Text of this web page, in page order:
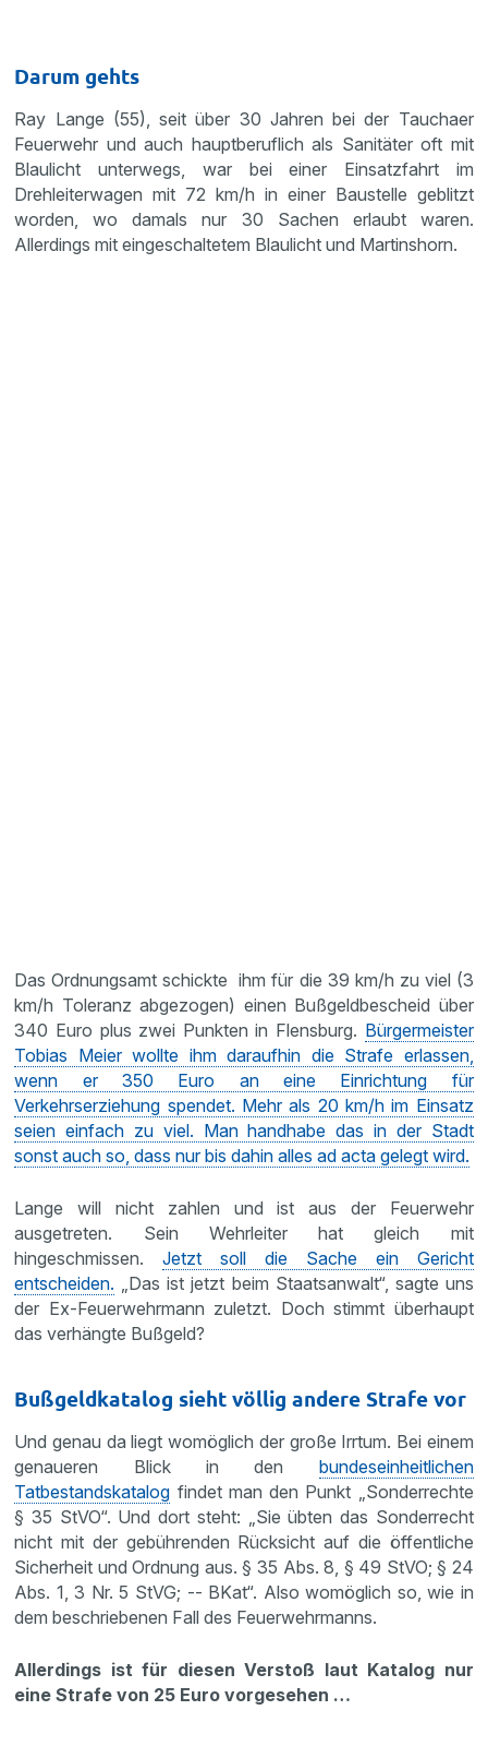
Darum gehts
Ray Lange (55), seit über 30 Jahren bei der Tauchaer
Feuerwehr und auch hauptberuflich als Sanitäter oft mit
Blaulicht unterwegs, war bei einer Einsatzfahrt im
Drehleiterwagen mit 72 km/h in einer Baustelle geblitzt
worden, wo damals nur 30 Sachen erlaubt waren.
Allerdings mit eingeschaltetem Blaulicht und Martinshorn.
Das Ordnungsamt schickte ihm für die 39 km/h zu viel (3
km/h Toleranz abgezogen) einen Bußgeldbescheid über
340 Euro plus zwei Punkten in Flensburg. Bürgermeister
Tobias Meier wollte ihm daraufhin die Strafe erlassen,
wenn er 350 Euro an eine Einrichtung für
Verkehrserziehung spendet. Mehr als 20 km/h im Einsatz
seien einfach zu viel. Man handhabe das in der Stadt
sonst auch so, dass nur bis dahin alles ad acta gelegt wird.
Lange will nicht zahlen und ist aus der Feuerwehr
ausgetreten. Sein Wehrleiter hat gleich mit
hingeschmissen.Jetzt soll die Sache ein Gericht
entscheiden. „Das ist jetzt beim Staatsanwalt“, sagte uns
der Ex-Feuerwehrmann zuletzt. Doch stimmt überhaupt
das verhängte Bußgeld?
Bußgeldkatalog sieht völlig andere Strafe vor
Und genau da liegt womöglich der große Irrtum. Bei einem
genaueren Blick in den bundeseinheitlichen
Tatbestandskatalog findet man den Punkt „Sonderrechte
§ 35 StVO“. Und dort steht: „Sie übten das Sonderrecht
nicht mit der gebührenden Rücksicht auf die öffentliche
Sicherheit und Ordnung aus. § 35 Abs. 8, § 49 StVO; § 24
Abs. 1, 3 Nr. 5 StVG; -- BKat“. Also womöglich so, wie in
dem beschriebenen Fall des Feuerwehrmanns.
Allerdings ist für diesen Verstoß laut Katalog nur
eine Strafe von 25 Euro vorgesehen …